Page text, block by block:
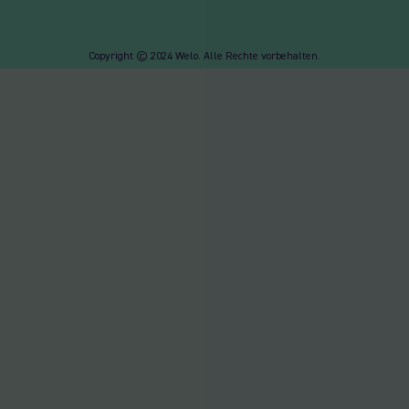
Copyright © 2024 Welo. Alle Rechte vorbehalten.